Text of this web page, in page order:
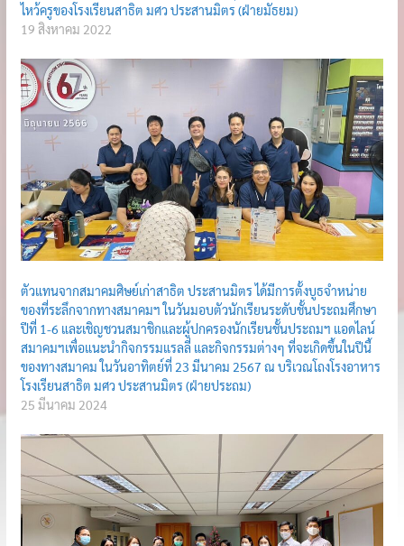
ไหว้ครูของโรงเรียนสาธิต มศว ประสานมิตร (ฝ่ายมัธยม)
19 สิงหาคม 2022
ตัวแทนจากสมาคมศิษย์เก่าสาธิต ประสานมิตร ได้มีการตั้งบูธจำหน่าย
ของที่ระลึกจากทางสมาคมฯ ในวันมอบตัวนักเรียนระดับชั้นประถมศึกษา
ปีที่ 1-6 และเชิญชวนสมาชิกและผู้ปกครองนักเรียนชั้นประถมฯ แอดไลน์
สมาคมฯเพื่อแนะนำกิจกรรมแรลลี่ และกิจกรรมต่างๆ ที่จะเกิดขึ้นในปีนี้
ของทางสมาคม ในวันอาทิตย์ที่ 23 มีนาคม 2567 ณ บริเวณโถงโรงอาหาร
โรงเรียนสาธิต มศว ประสานมิตร (ฝ่ายประถม)
25 มีนาคม 2024